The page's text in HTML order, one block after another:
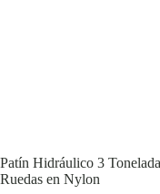
Patín Hidráulico 3
Ruedas en Nylon